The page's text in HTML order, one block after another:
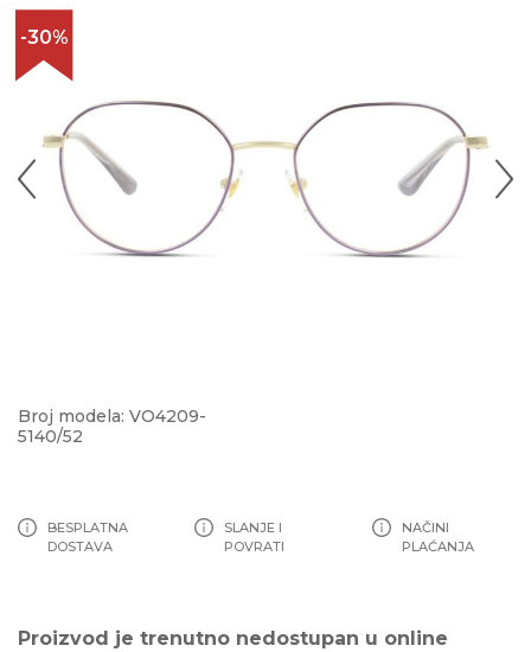
-30%
Broj modela: VO4209-
5140/52
BESPLATNA
DOSTAVA
SLANJE I
POVRATI
NAČINI
PLAĆANJA
Proizvod je trenutno nedostupan u online